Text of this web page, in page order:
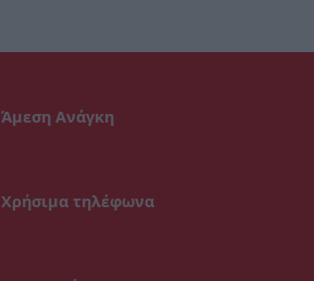
Άμεση Ανάγκη
Χρήσιμα τηλέφωνα